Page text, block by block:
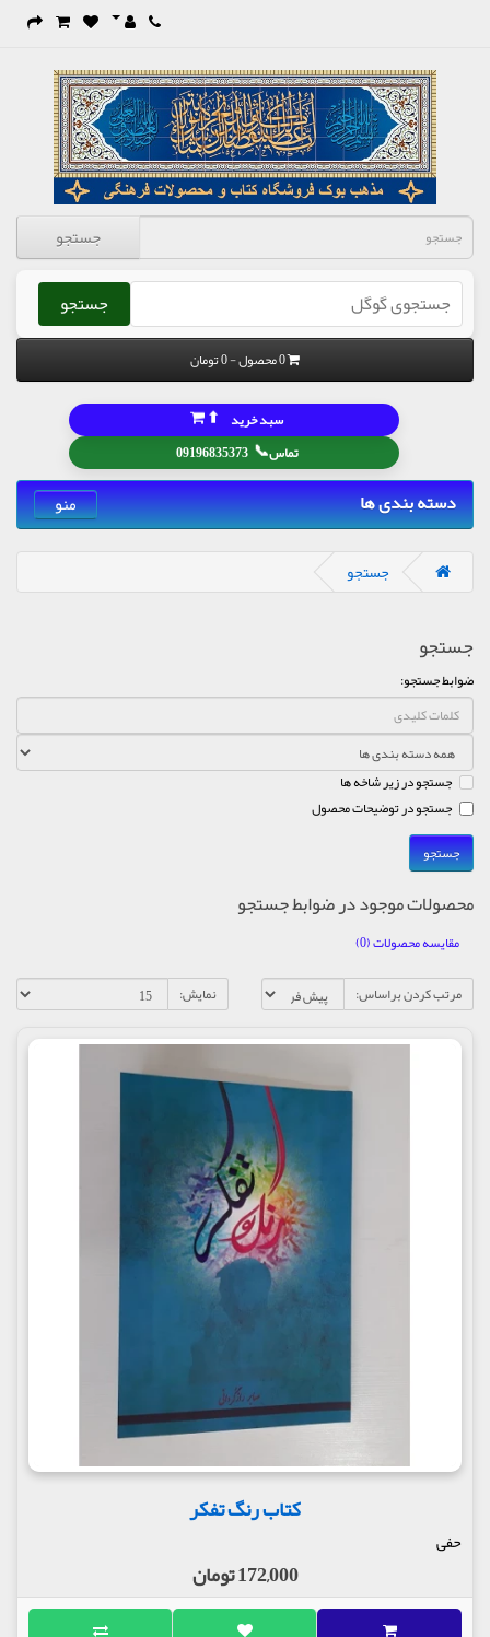
جستجو
جستجو
0 محصول - 0 تومان
تماس📞
09196835373
سبد خرید ⬆
دسته بندی ها منو
جستجو
جستجو
ضوابط جستجو:
جستجو در زیر شاخه ها
جستجو در توضیحات محصول
محصولات موجود در ضوابط جستجو
مقایسه محصولات (0)
مرتب کردن براساس:
نمایش:
کتاب رنگ تفکر
حفی
172,000 تومان